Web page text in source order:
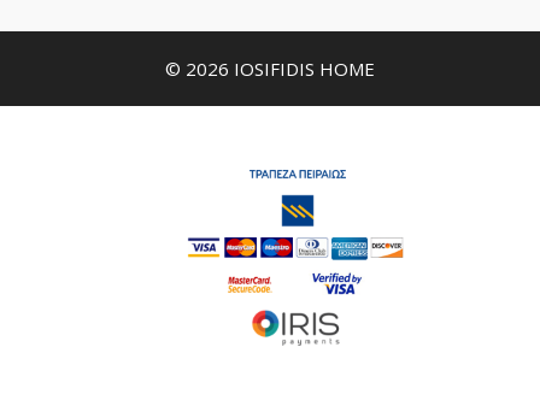
© 2026 IOSIFIDIS HOME